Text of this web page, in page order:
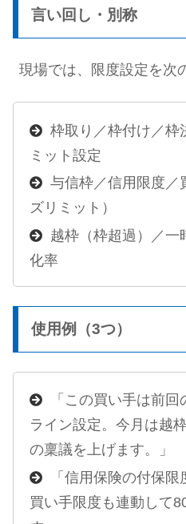
言い回し・別称
現場では、限度設定を次
枠取り／枠付け／枠
ミット設定
与信枠／信用限度／
ズリミット）
越枠（枠超過）／一
化率
使用例（3つ）
「この買い手は前
ライン設定。今月は越
の稟議を上げます。」
「信用保険の付保限
買い手限度も連動して